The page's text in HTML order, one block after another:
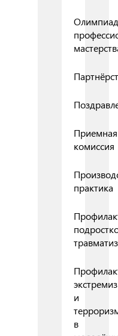
Приемная
комиссия
практика
и
в